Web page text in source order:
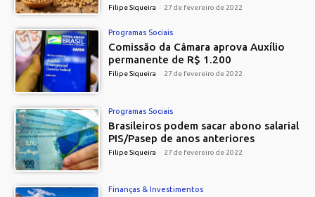
Filipe Siqueira - 27 de fevereiro de 2022
Programas Sociais
Comissão da Câmara aprova Auxílio
permanente de R$ 1.200
Filipe Siqueira - 27 de fevereiro de 2022
Programas Sociais
Brasileiros podem sacar abono salarial
PIS/Pasep de anos anteriores
Filipe Siqueira - 27 de fevereiro de 2022
Finanças & Investimentos